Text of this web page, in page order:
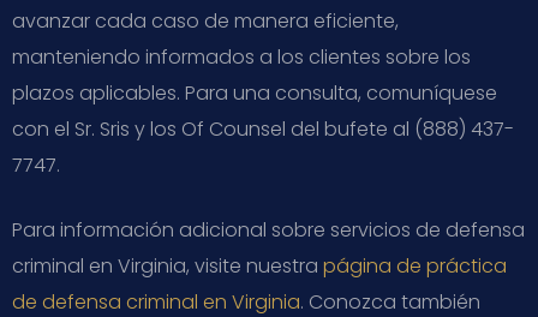
avanzar cada caso de manera eficiente,
manteniendo informados a los clientes sobre los
plazos aplicables. Para una consulta, comuníquese
con el Sr. Sris y los Of Counsel del bufete al (888) 437-
7747.
Para información adicional sobre servicios de defensa
criminal en Virginia, visite nuestra página de práctica
de defensa criminal en Virginia. Conozca también